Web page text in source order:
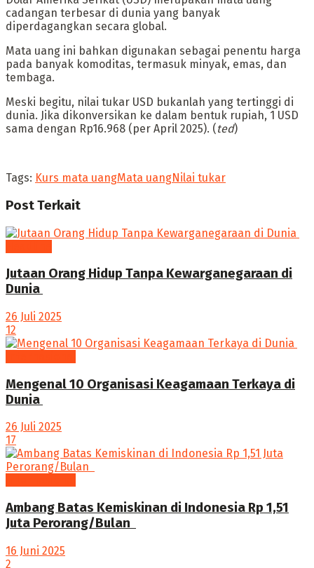
cadangan terbesar di dunia yang banyak
diperdagangkan secara global.
Mata uang ini bahkan digunakan sebagai penentu harga
pada banyak komoditas, termasuk minyak, emas, dan
tembaga.
‎Meski begitu, nilai tukar USD bukanlah yang tertinggi di
dunia. Jika dikonversikan ke dalam bentuk rupiah, 1 USD
sama dengan Rp16.968 (per April 2025). (ted)
Tags: Kurs mata uangMata uangNilai tukar
PostTerkait
Jutaan Orang Hidup Tanpa Kewarganegaraan di
Dunia ‎
26 Juli 2025
12
Mengenal 10 Organisasi Keagamaan Terkaya di
Dunia ‎
26 Juli 2025
17
Ambang Batas Kemiskinan di Indonesia Rp 1,51
Juta Perorang/Bulan ‎
16 Juni 2025
2